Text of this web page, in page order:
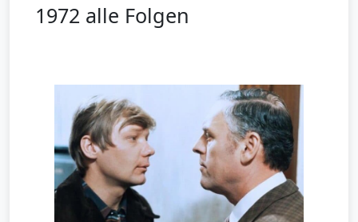
1972 alle Folgen